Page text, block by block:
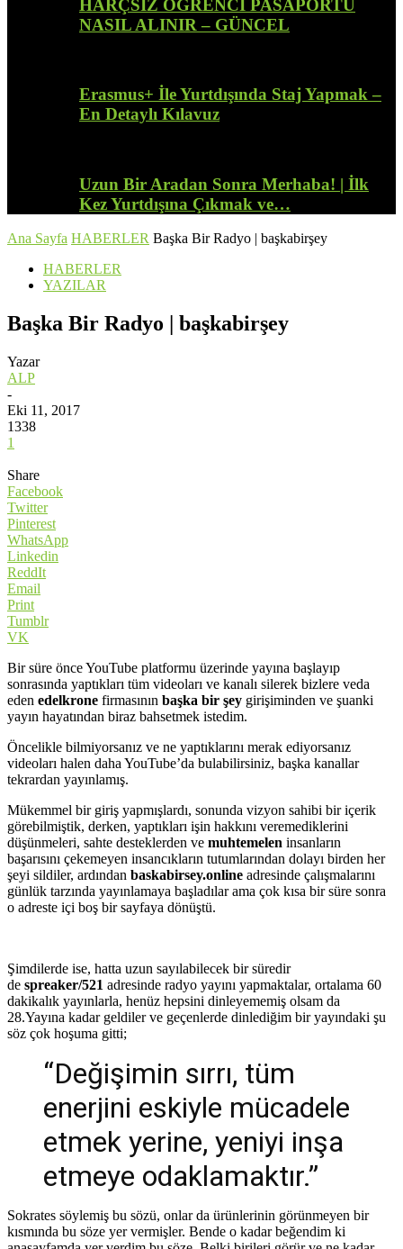
HARÇSIZ ÖĞRENCİ PASAPORTU
NASIL ALINIR – GÜNCEL
Erasmus+ İle Yurtdışında Staj Yapmak –
En Detaylı Kılavuz
Uzun Bir Aradan Sonra Merhaba! | İlk
Kez Yurtdışına Çıkmak ve…
Ana Sayfa HABERLER Başka Bir Radyo | başkabirşey
HABERLER
YAZILAR
Başka Bir Radyo | başkabirşey
Yazar
ALP
-
Eki 11, 2017
1338
1
Share
Facebook
Twitter
Pinterest
WhatsApp
Linkedin
ReddIt
Email
Print
Tumblr
VK
Bir süre önce YouTube platformu üzerinde yayına başlayıp
sonrasında yaptıkları tüm videoları ve kanalı silerek bizlere veda
eden edelkrone firmasının başka bir şey girişiminden ve şuanki
yayın hayatından biraz bahsetmek istedim.
Öncelikle bilmiyorsanız ve ne yaptıklarını merak ediyorsanız
videoları halen daha YouTube’da bulabilirsiniz, başka kanallar
tekrardan yayınlamış.
Mükemmel bir giriş yapmışlardı, sonunda vizyon sahibi bir içerik
görebilmiştik, derken, yaptıkları işin hakkını veremediklerini
düşünmeleri, sahte desteklerden ve muhtemelen insanların
başarısını çekemeyen insancıkların tutumlarından dolayı birden her
şeyi sildiler, ardından baskabirsey.online adresinde çalışmalarını
günlük tarzında yayınlamaya başladılar ama çok kısa bir süre sonra
o adreste içi boş bir sayfaya dönüştü.
Şimdilerde ise, hatta uzun sayılabilecek bir süredir
de spreaker/521 adresinde radyo yayını yapmaktalar, ortalama 60
dakikalık yayınlarla, henüz hepsini dinleyememiş olsam da
28.Yayına kadar geldiler ve geçenlerde dinlediğim bir yayındaki şu
söz çok hoşuma gitti;
“Değişimin sırrı, tüm
enerjini eskiyle mücadele
etmek yerine, yeniyi inşa
etmeye odaklamaktır.”
Sokrates söylemiş bu sözü, onlar da ürünlerinin görünmeyen bir
kısmında bu söze yer vermişler. Bende o kadar beğendim ki